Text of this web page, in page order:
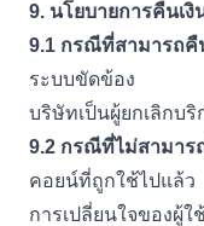
9. นโยบายการคืนเงิ
9.1 กรณีที่สามารถคื
ระบบขัดข้อง
บริษัทเป็นผู้ยกเลิกบ
9.2 กรณีที่ไม่สามาร
คอยน์ที่ถูกใช้ไปแล้ว
การเปลี่ยนใจของผู้ใ